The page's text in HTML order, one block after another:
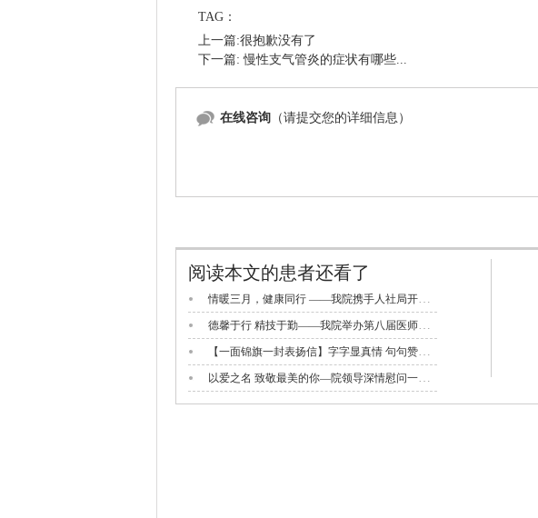
TAG：
上一篇:很抱歉没有了
下一篇: 慢性支气管炎的症状有哪些...
在线咨询 （请提交您的详细信息）
阅读本文的患者还看了